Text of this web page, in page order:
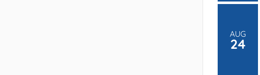
AUG
24